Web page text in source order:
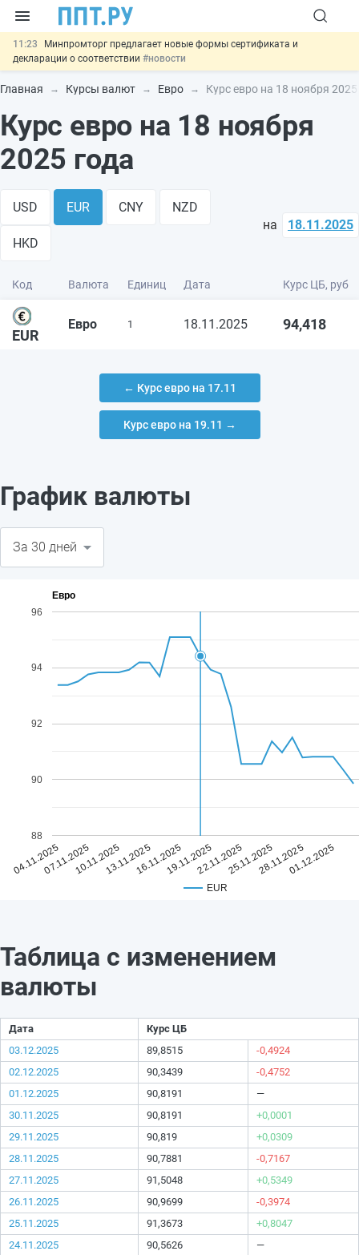
11:23
Минпромторг предлагает новые формы сертификата и
декларации о соответствии #новости
10:09 Риск атак БПЛА можно учитывать при оценке профрисков
#новости
#новости
05.08
Обновили сообщения НПФ о договорах НПО и долгосрочных
05.08
Важно
Подписан закон об упрощении госзакупок по 44-ФЗ
Главная Курсы валют Евро Курс евро на 18 ноября 2025
Курс евро на 18 ноября
2025 года
USD EUR CNY NZD
HKD
на 18.11.2025
Код Валюта Единиц Дата Курс ЦБ, руб
EUR
Евро 1 18.11.2025 94,418
← Курс евро на 17.11
Курс евро на 19.11 →
График валюты
Евро
EUR
04.11.202507.11.202510.11.202513.11.202516.11.202519.11.202522.11.202525.11.202528.11.202501.12.2025
88
90
92
94
96
Таблица с изменением
валюты
Дата
Курс ЦБ
03.12.2025
89,8515
-0,4924
02.12.2025
90,3439
-0,4752
01.12.2025
90,8191
—
30.11.2025
90,8191
+0,0001
29.11.2025
90,819
+0,0309
28.11.2025
90,7881
-0,7167
27.11.2025
91,5048
+0,5349
26.11.2025
90,9699
-0,3974
25.11.2025
91,3673
+0,8047
24.11.2025
90,5626
—